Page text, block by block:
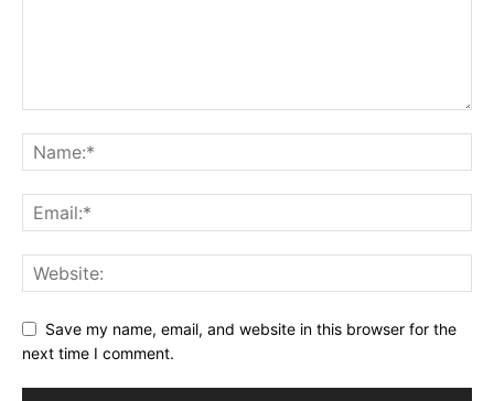
Save my name, email, and website in this browser for the
next time I comment.